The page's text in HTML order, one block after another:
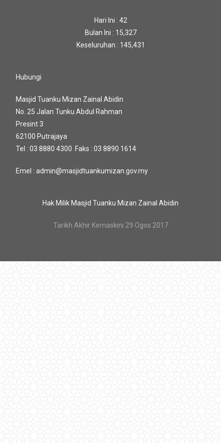
Hari Ini : 42
Bulan Ini : 15,327
Keseluruhan : 145,431
Hubungi
Masjid Tuanku Mizan Zainal Abidin
No. 25 Jalan Tunku Abdul Rahman
Presint 3
62100 Putrajaya
Tel : 03 8880 4300 Faks : 03 8890 1614
Emel : admin@masjidtuankumizan.gov.my
Hak Milik Masjid Tuanku Mizan Zainal Abidin
Tarikh Akhir Kemaskini 29 Ogos 2017